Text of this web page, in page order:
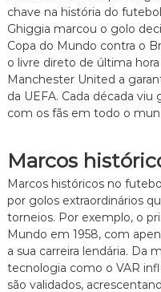
chave na história do
Ghiggia marcou o golo
Copa do Mundo contra o
o livre direto de última
Manchester United a
da UEFA. Cada década
com os fãs em todo o
Marcos
Marcos históricos no
por golos extraordinários
torneios. Por exemplo, o
Mundo em 1958, com
a sua carreira lendária. Da
tecnologia como o VAR
são validados,